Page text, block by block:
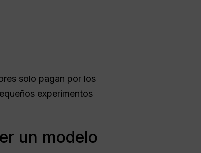
solo pagan por los
experimentos
un modelo